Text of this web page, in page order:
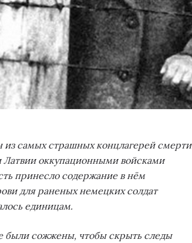
из самых страшных концлагерей смерти
Латвии оккупационными войсками
принесло содержание в нём
для раненых немецких солдат
единицам.
были сожжены, чтобы скрыть следы